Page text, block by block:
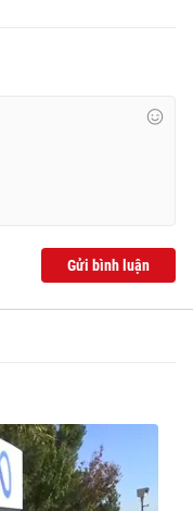
Gửi bình luận